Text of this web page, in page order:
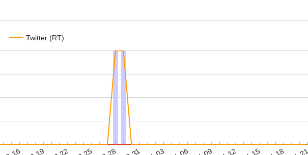
Twitter (RT)